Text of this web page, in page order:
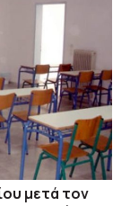
μετά τον